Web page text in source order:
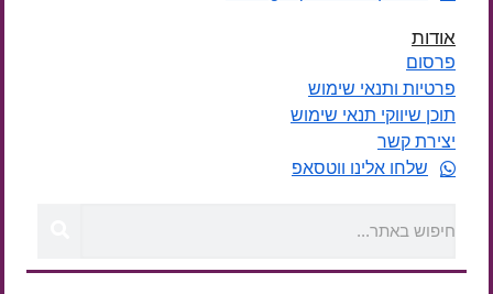
אודות
פרסום
פרטיות ותנאי שימוש
תוכן שיווקי תנאי שימוש
יצירת קשר
שלחו אלינו ווטסאפ